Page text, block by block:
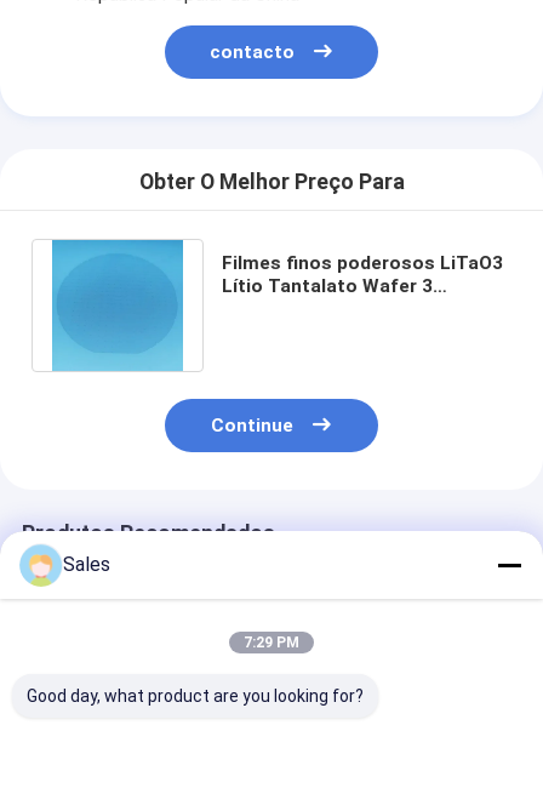
contacto
Obter O Melhor Preço Para
Filmes finos poderosos LiTaO3
Lítio Tantalato Wafer 3
Continue
Produtos Recomendados
Sales
7:29 PM
Good day, what product are you looking for?